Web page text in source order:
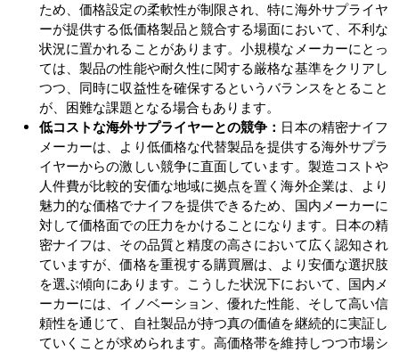
ため、価格設定の柔軟性が制限され、特に海外サプライヤ
ーが提供する低価格製品と競合する場面において、不利な
状況に置かれることがあります。小規模なメーカーにとっ
ては、製品の性能や耐久性に関する厳格な基準をクリアし
つつ、同時に収益性を確保するというバランスをとること
が、困難な課題となる場合もあります。
低コストな海外サプライヤーとの競争： 日本の精密ナイフ
メーカーは、より低価格な代替製品を提供する海外サプラ
イヤーからの激しい競争に直面しています。製造コストや
人件費が比較的安価な地域に拠点を置く海外企業は、より
魅力的な価格でナイフを提供できるため、国内メーカーに
対して価格面での圧力をかけることになります。日本の精
密ナイフは、その品質と精度の高さにおいて広く認知され
ていますが、価格を重視する購買層は、より安価な選択肢
を選ぶ傾向にあります。こうした状況下において、国内メ
ーカーには、イノベーション、優れた性能、そして高い信
頼性を通じて、自社製品が持つ真の価値を継続的に実証し
ていくことが求められます。高価格帯を維持しつつ市場シ